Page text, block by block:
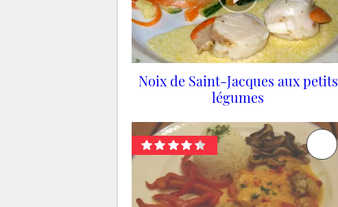
Noix de Saint-Jacques aux petits
légumes